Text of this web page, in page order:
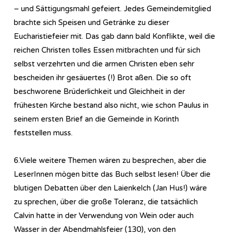
– und Sättigungsmahl gefeiert. Jedes Gemeindemitglied
brachte sich Speisen und Getränke zu dieser
Eucharistiefeier mit. Das gab dann bald Konflikte, weil die
reichen Christen tolles Essen mitbrachten und für sich
selbst verzehrten und die armen Christen eben sehr
bescheiden ihr gesäuertes (!) Brot aßen. Die so oft
beschworene Brüderlichkeit und Gleichheit in der
frühesten Kirche bestand also nicht, wie schon Paulus in
seinem ersten Brief an die Gemeinde in Korinth
feststellen muss.
6.Viele weitere Themen wären zu besprechen, aber die
LeserInnen mögen bitte das Buch selbst lesen! Über die
blutigen Debatten über den Laienkelch (Jan Hus!) wäre
zu sprechen, über die große Toleranz, die tatsächlich
Calvin hatte in der Verwendung von Wein oder auch
Wasser in der Abendmahlsfeier (130), von den